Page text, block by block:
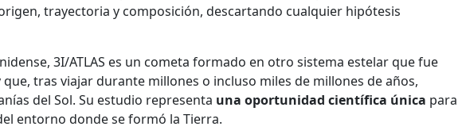
trayectoria y composición, descartando cualquier hipótesis
3I/ATLAS es un cometa formado en otro sistema estelar que fue
tras viajar durante millones o incluso miles de millones de años,
del Sol. Su estudio representa una oportunidad científica única para
entorno donde se formó la Tierra.